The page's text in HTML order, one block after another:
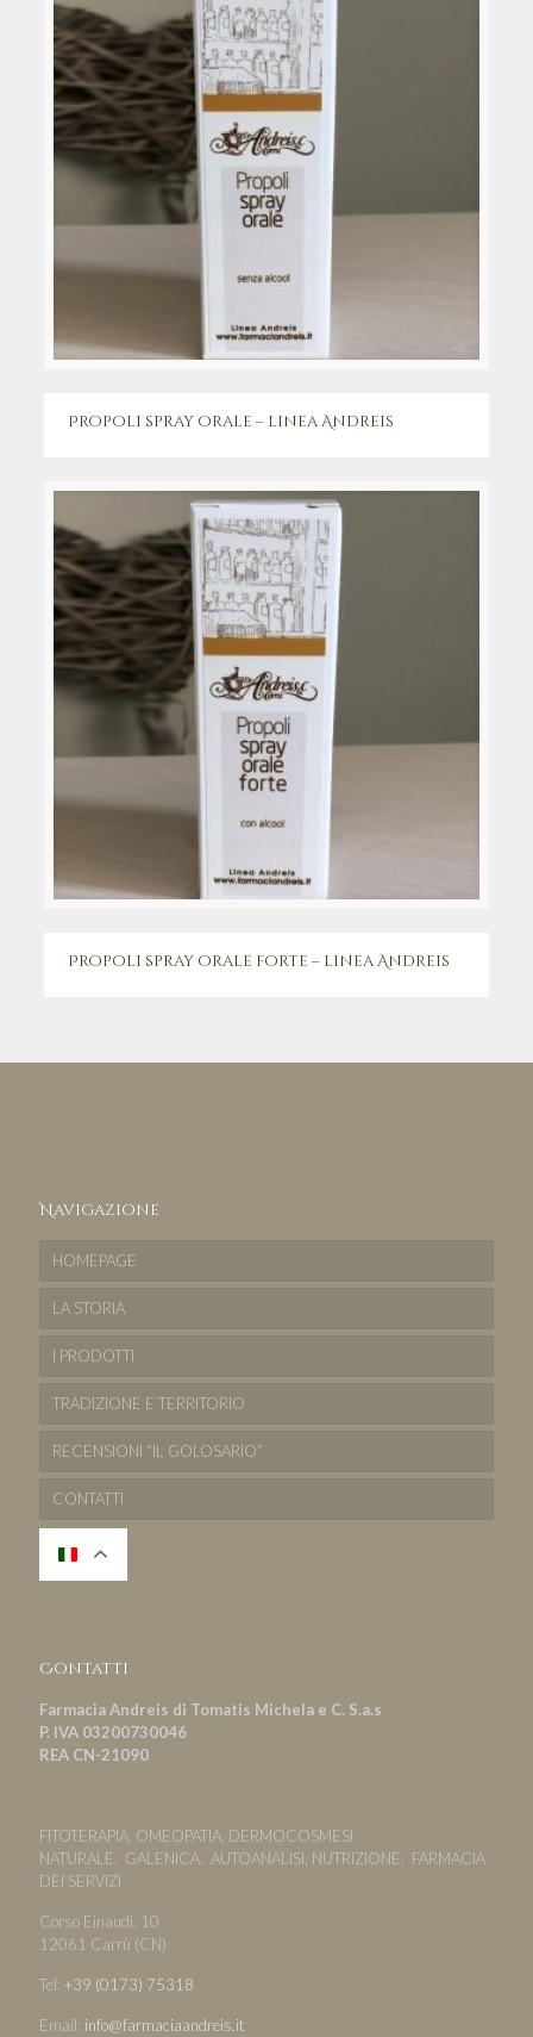
Propoli spray orale – linea Andreis
Propoli spray orale forte – linea Andreis
Navigazione
HOMEPAGE
LA STORIA
I PRODOTTI
TRADIZIONE E TERRITORIO
RECENSIONI “IL GOLOSARIO”
CONTATTI
Contatti
Farmacia Andreis di Tomatis Michela e C. S.a.s
P. IVA 03200730046
REA CN-21090
FITOTERAPIA, OMEOPATIA, DERMOCOSMESI
NATURALE, GALENICA, AUTOANALISI, NUTRIZIONE, FARMACIA
DEI SERVIZI
Corso Einaudi, 10
12061 Carrù (CN)
Tel: +39 (0173) 75318
Email: info@farmaciaandreis.it